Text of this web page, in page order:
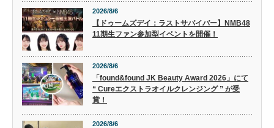
2026/8/6
【ドゥームズデイ：ラストサバイバー】NMB48
11期生ファン参加型イベントを開催！
2026/8/6
「found&found JK Beauty Award 2026」にて
“ Cureエクストラオイルクレンジング ” が受
賞！
2026/8/6